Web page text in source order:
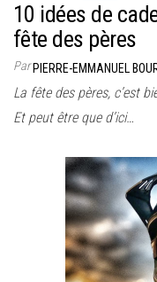
10 idées de
fête des pères
ParPIERRE-EMMANUEL
La fête des pères, c’est
Et peut être que d’ici…